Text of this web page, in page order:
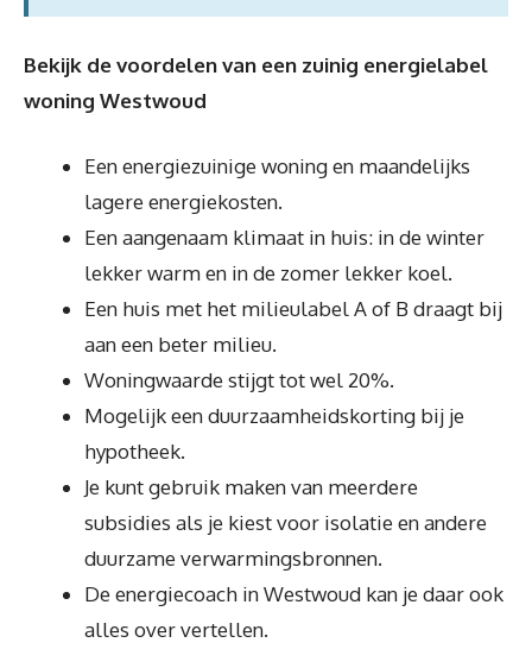
Bekijk de voordelen van een zuinig energielabel
woning Westwoud
Een energiezuinige woning en maandelijks
lagere energiekosten.
Een aangenaam klimaat in huis: in de winter
lekker warm en in de zomer lekker koel.
Een huis met het milieulabel A of B draagt bij
aan een beter milieu.
Woningwaarde stijgt tot wel 20%.
Mogelijk een duurzaamheidskorting bij je
hypotheek.
Je kunt gebruik maken van meerdere
subsidies als je kiest voor isolatie en andere
duurzame verwarmingsbronnen.
De energiecoach in Westwoud kan je daar ook
alles over vertellen.